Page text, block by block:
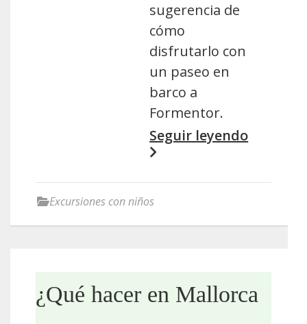
sugerencia de
cómo
disfrutarlo con
un paseo en
barco a
Formentor.
Seguir leyendo
Excursiones con niños
¿Qué hacer en Mallorca